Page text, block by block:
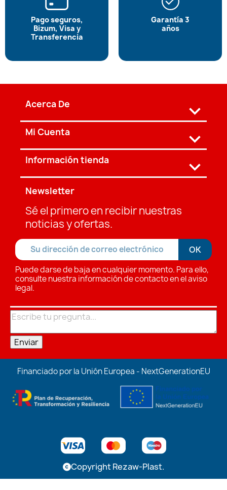
Pago seguros,
Bizum, Visa y
Transferencia
Garantía 3
años
Acerca De 
Mi Cuenta 
Información tienda keyboard_arrow_down
Newsletter
Sé el primero en recibir nuestras
noticias y ofertas.
Puede darse de baja en cualquier momento. Para ello,
consulte nuestra información de contacto en el aviso
legal.
Enviar
Financiado por la Unión Europea - NextGenerationEU
Copyright Rezaw-Plast.